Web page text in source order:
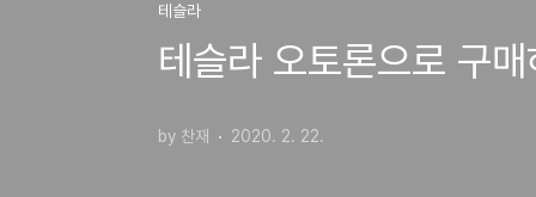
테슬라
테슬라 오토론으로 구매
by 찬재 2020. 2. 22.